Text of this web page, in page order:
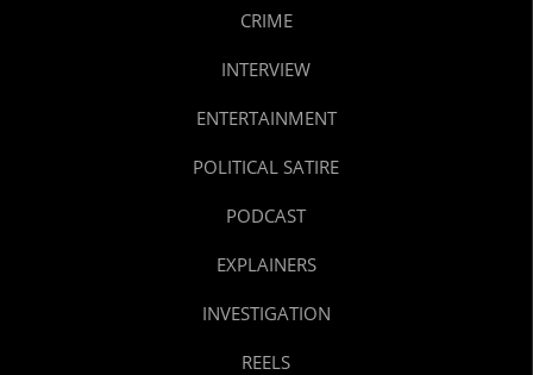
CRIME
INTERVIEW
ENTERTAINMENT
POLITICAL SATIRE
PODCAST
EXPLAINERS
INVESTIGATION
REELS